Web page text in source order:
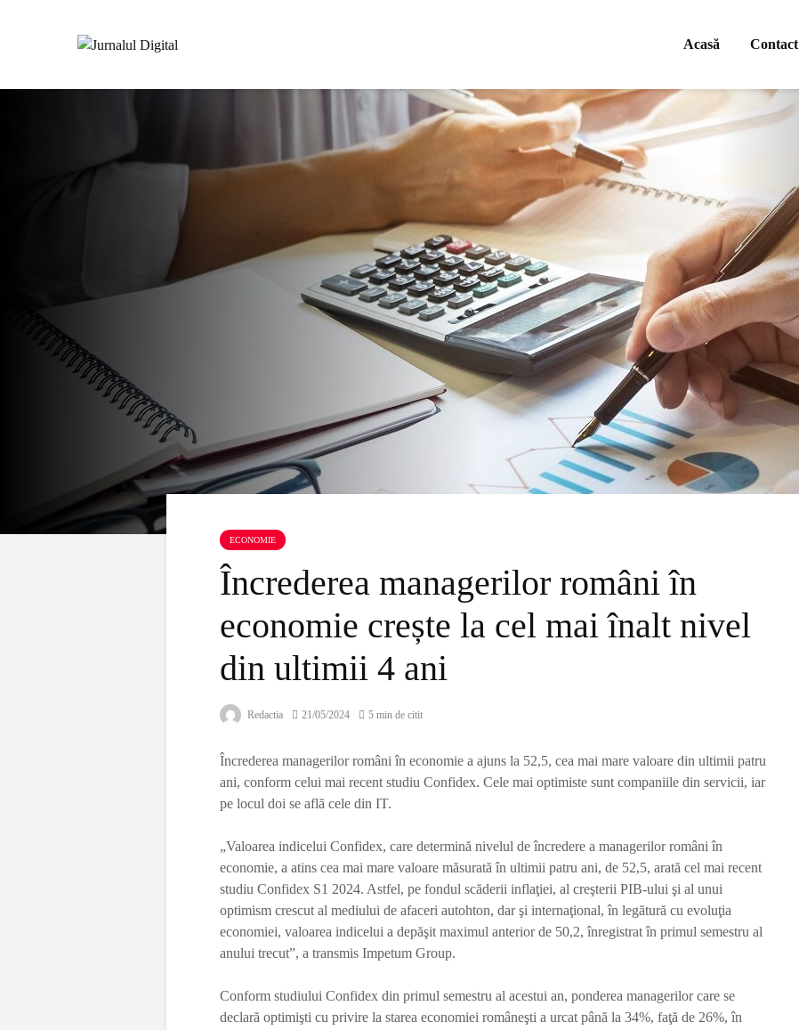
Acasă Contact
ECONOMIE
Încrederea managerilor români în
economie crește la cel mai înalt nivel
din ultimii 4 ani
Redactia 21/05/2024 5 min de citit
Încrederea managerilor români în economie a ajuns la 52,5, cea mai mare valoare din ultimii patru
ani, conform celui mai recent studiu Confidex. Cele mai optimiste sunt companiile din servicii, iar
pe locul doi se află cele din IT.
„Valoarea indicelui Confidex, care determină nivelul de încredere a managerilor români în
economie, a atins cea mai mare valoare măsurată în ultimii patru ani, de 52,5, arată cel mai recent
studiu Confidex S1 2024. Astfel, pe fondul scăderii inflaţiei, al creşterii PIB-ului şi al unui
optimism crescut al mediului de afaceri autohton, dar şi internaţional, în legătură cu evoluţia
economiei, valoarea indicelui a depăşit maximul anterior de 50,2, înregistrat în primul semestru al
anului trecut”, a transmis Impetum Group.
Conform studiului Confidex din primul semestru al acestui an, ponderea managerilor care se
declară optimişti cu privire la starea economiei româneşti a urcat până la 34%, faţă de 26%, în
adoptă proiectul
privind integritatea.